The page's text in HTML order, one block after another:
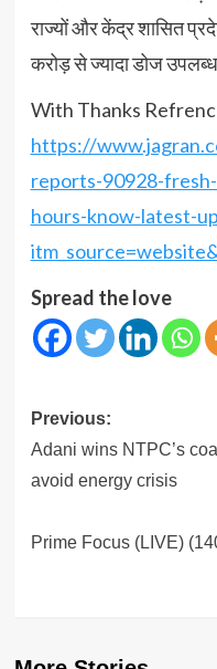
राज्यों और केंद्र शासित
करोड़ से ज्यादा डोज
With Thanks
https://
reports-90928-
hours-know-latest-
Spread the love
Post
navigation
Previous:
Adani wins NTPC’s
avoid energy crisis
Prime Focus (LIVE)